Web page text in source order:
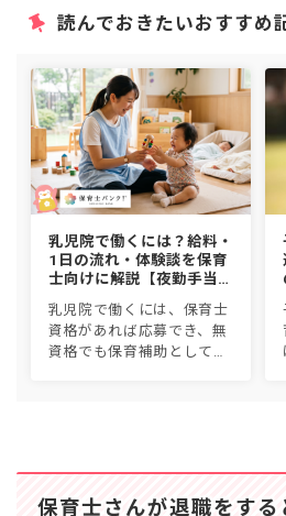
m読んでおきたいおすすめ
乳児院で働くには？給料・
1日の流れ・体験談を保育
士向けに解説【夜勤手当込
乳児院で働くには、保育士
資格があれば応募でき、無
資格でも保育補助として働
保育士さんが退職をする